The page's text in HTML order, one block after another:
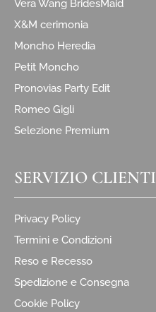
Vera Wang BridesMaid
X&M cerimonia
Moncho Heredia
Petit Moncho
Pronovias Party Edit
Romeo Gigli
Selezione Premium
SERVIZIO CLIENTI
Privacy Policy
Termini e Condizioni
Reso e Recesso
Spedizione e Consegna
Cookie Policy